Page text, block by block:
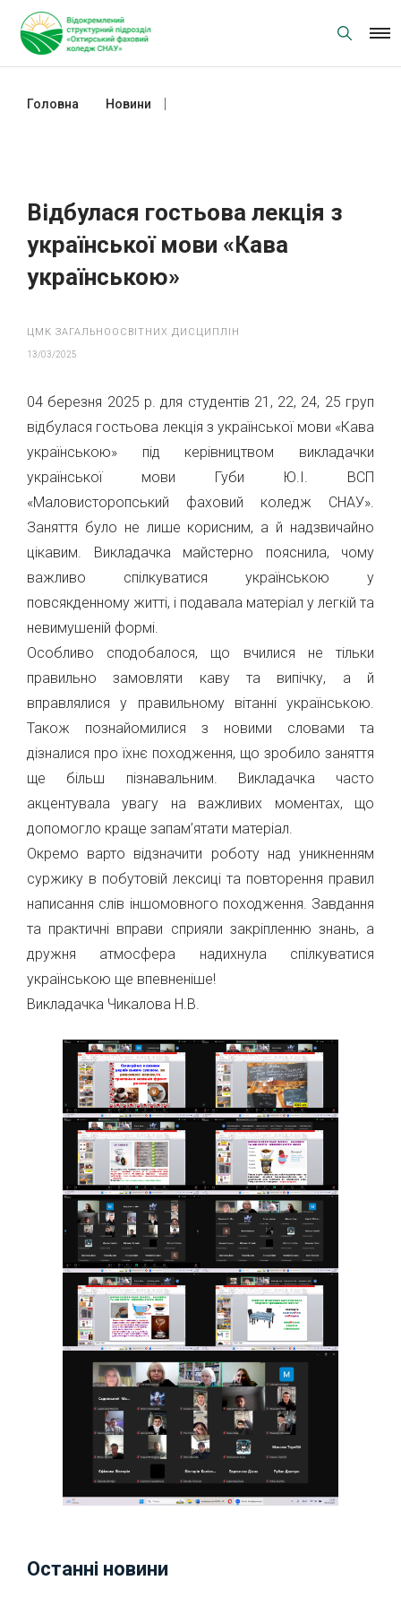
content
Головна Новини
Відбулася гостьова лекція з
української мови «Кава
українською»
ЦМК ЗАГАЛЬНООСВІТНИХ ДИСЦИПЛІН
13/03/2025
04 березня 2025 р. для студентів 21, 22, 24, 25 груп
відбулася гостьова лекція з української мови «Кава
українською» під керівництвом викладачки
української мови Губи Ю.І. ВСП
«Маловисторопський фаховий коледж СНАУ».
Заняття було не лише корисним, а й надзвичайно
цікавим. Викладачка майстерно пояснила, чому
важливо спілкуватися українською у
повсякденному житті, і подавала матеріал у легкій та
невимушеній формі.
Особливо сподобалося, що вчилися не тільки
правильно замовляти каву та випічку, а й
вправлялися у правильному вітанні українською.
Також познайомилися з новими словами та
дізналися про їхнє походження, що зробило заняття
ще більш пізнавальним. Викладачка часто
акцентувала увагу на важливих моментах, що
допомогло краще запам’ятати матеріал.
Окремо варто відзначити роботу над уникненням
суржику в побутовій лексиці та повторення правил
написання слів іншомовного походження. Завдання
та практичні вправи сприяли закріпленню знань, а
дружня атмосфера надихнула спілкуватися
українською ще впевненіше!
Викладачка Чикалова Н.В.
Останні новини